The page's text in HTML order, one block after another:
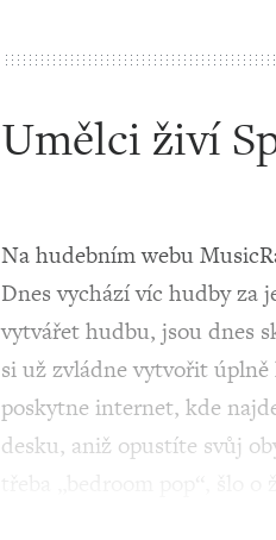
Umělci živí
Na hudebním webu
Dnes vychází víc hudby za
vytvářet hudbu, jsou dnes
si už zvládne vytvořit
poskytne internet, kde
desku, aniž opustíte svůj